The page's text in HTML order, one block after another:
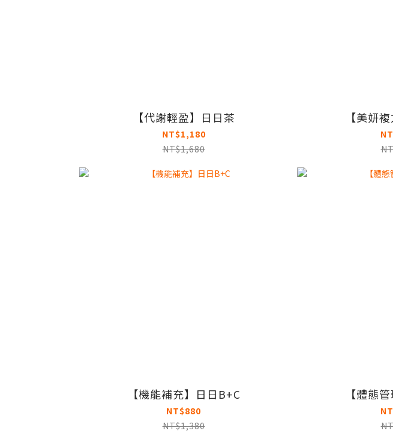
【代謝輕盈】日日茶
NT$1,180
NT$1,680
【美妍
【機能補充】日日B+C
NT$880
NT$1,380
【體態